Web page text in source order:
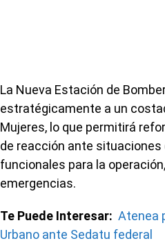
La Nueva Estación de
estratégicamente a un
Mujeres, lo que permitirá
de reacción ante
funcionales para la
emergencias.
Te Puede Interesar: Atenea
Urbano ante Sedatu federal